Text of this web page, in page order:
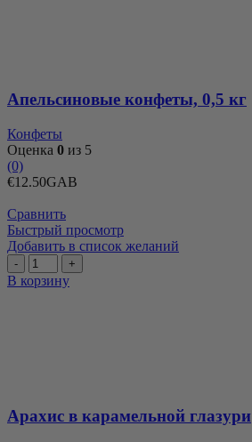
Апельсиновые конфеты, 0,5 кг
Конфеты
Оценка 0 из 5
(0)
€12.50GAB
Сравнить
Быстрый просмотр
Добавить в список желаний
Количество
товара
Арахис
В корзину
Арахис в карамельной глазури